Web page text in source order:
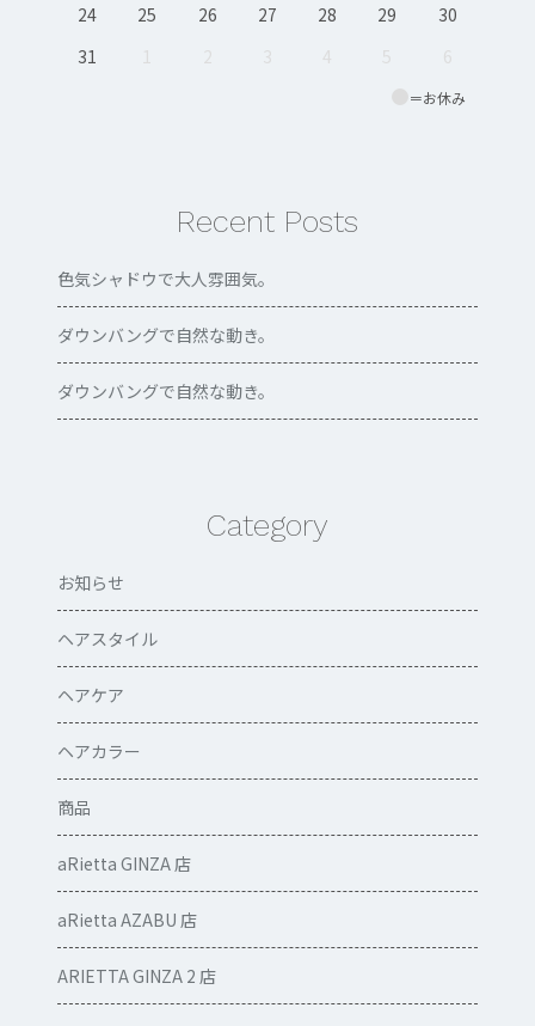
＝お休み
24
25 26 27 28 29
30
31
1 2 3 4 5 6
Recent Posts
色気シャドウで大人雰囲気。
ダウンバングで自然な動き。
ダウンバングで自然な動き。
Category
お知らせ
ヘアスタイル
ヘアケア
ヘアカラー
商品
aRietta GINZA 店
aRietta AZABU 店
ARIETTA GINZA 2 店